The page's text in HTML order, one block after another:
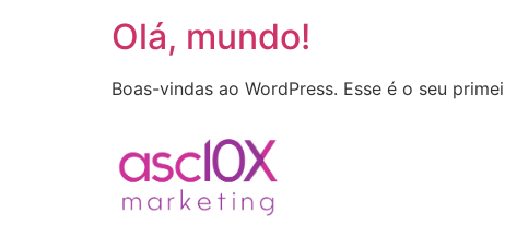
Olá, mundo!
Boas-vindas ao WordPress. Esse é o seu